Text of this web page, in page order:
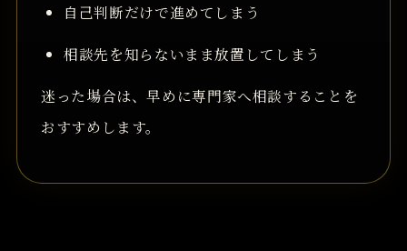
自己判断だけで進めてしまう
相談先を知らないまま放置してしまう
迷った場合は、早めに専門家へ相談することを
おすすめします。